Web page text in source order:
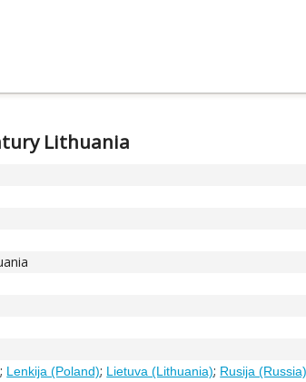
Lithuania
; Lenkija (Poland); Lietuva (Lithuania); Rusija